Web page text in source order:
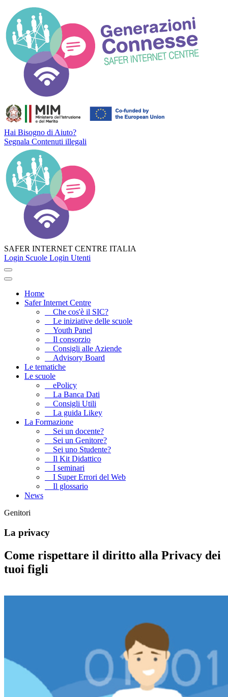
Hai Bisogno di Aiuto?
Segnala Contenuti illegali
SAFER INTERNET CENTRE ITALIA
Login Scuole Login Utenti
Home
Safer Internet Centre
Che cos'è il SIC?
Le iniziative delle scuole
Youth Panel
Il consorzio
Consigli alle Aziende
Advisory Board
Le tematiche
Le scuole
ePolicy
La Banca Dati
Consigli Utili
La guida Likey
La Formazione
Sei un docente?
Sei un Genitore?
Sei uno Studente?
Il Kit Didattico
I seminari
I Super Errori del Web
Il glossario
News
Genitori
La privacy
Come rispettare il diritto alla Privacy dei
tuoi figli